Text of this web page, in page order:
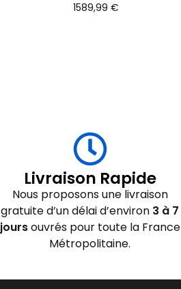
1589,99 €
Livraison Rapide
Nous proposons une livraison
gratuite d’un délai d’environ 3 à 7
joursouvrés pour toute la France
Métropolitaine.